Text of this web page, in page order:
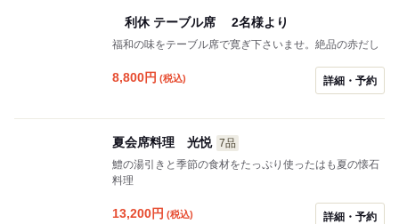
利休 テーブル席 2名様より
福和の味をテーブル席で寛ぎ下さいませ。絶品の赤だし
8,800円 (税込) 詳細・予約
夏会席料理 光悦 7品
鱧の湯引きと季節の食材をたっぷり使ったはも夏の懐石
料理
13,200円 (税込) 詳細・予約